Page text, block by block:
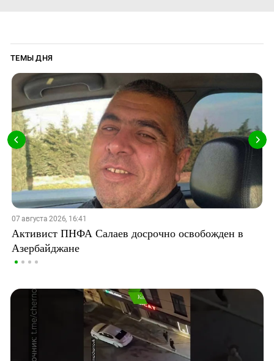
ТЕМЫ ДНЯ
07 августа 2026, 16:41
Активист ПНФА Салаев досрочно освобожден в
Азербайджане